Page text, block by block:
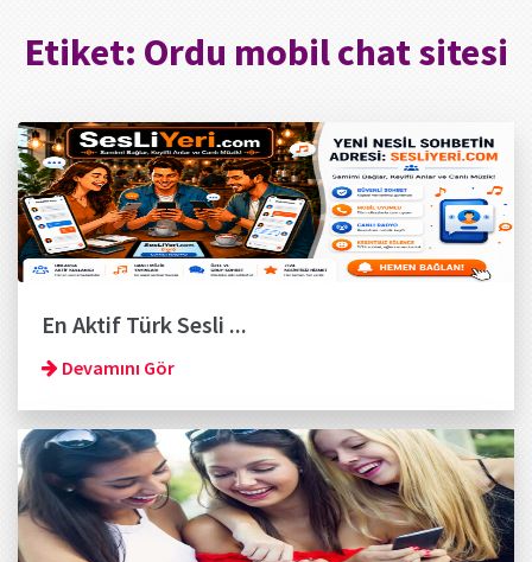
Etiket: Ordu mobil chat sitesi
En Aktif Türk Sesli ...
Devamını Gör